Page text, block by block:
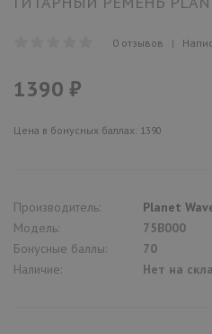
0 отзывов |
1390 ₽
Цена в бонусных баллах: 1390
Производитель:
Planet
Модель:
75B000
Бонусные баллы:
70
Наличие:
Нет на